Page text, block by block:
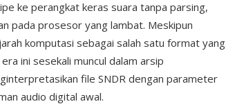
ke perangkat keras suara tanpa parsing,
pada prosesor yang lambat. Meskipun
komputasi sebagai salah satu format yang
ini sesekali muncul dalam arsip
file SNDR dengan parameter
audio digital awal.